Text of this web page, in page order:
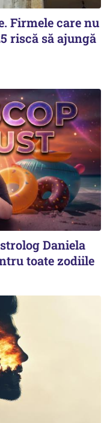
Firmele care nu
riscă să ajungă
Daniela
toate zodiile